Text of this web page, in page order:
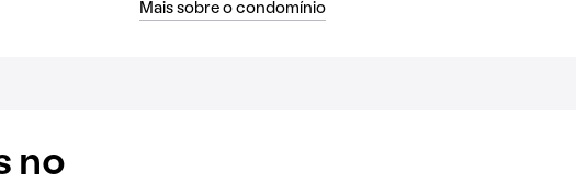
Mais sobre o condomínio
no